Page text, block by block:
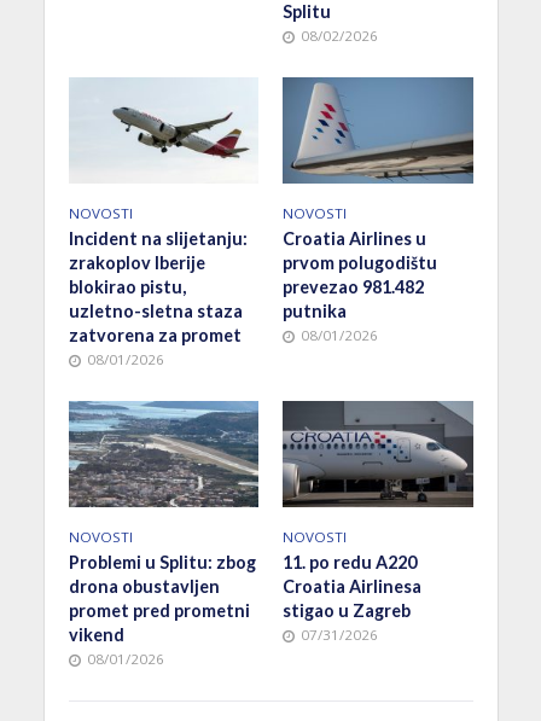
Splitu
08/02/2026
NOVOSTI
Incident na slijetanju:
zrakoplov Iberije
blokirao pistu,
uzletno-sletna staza
zatvorena za promet
08/01/2026
NOVOSTI
Croatia Airlines u
prvom polugodištu
prevezao 981.482
putnika
08/01/2026
NOVOSTI
Problemi u Splitu: zbog
drona obustavljen
promet pred prometni
vikend
08/01/2026
NOVOSTI
11. po redu A220
Croatia Airlinesa
stigao u Zagreb
07/31/2026